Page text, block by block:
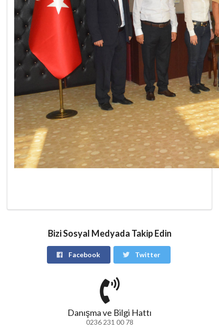
Bizi Sosyal Medyada Takip Edin
Facebook Twitter
Danışma ve Bilgi Hattı
0236 231 00 78